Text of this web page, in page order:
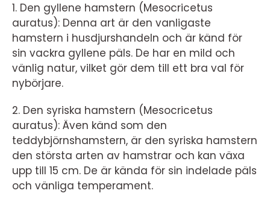
1. Den gyllene hamstern (Mesocricetus
auratus): Denna art är den vanligaste
hamstern i husdjurshandeln och är känd för
sin vackra gyllene päls. De har en mild och
vänlig natur, vilket gör dem till ett bra val för
nybörjare.
2. Den syriska hamstern (Mesocricetus
auratus): Även känd som den
teddybjörnshamstern, är den syriska hamstern
den största arten av hamstrar och kan växa
upp till 15 cm. De är kända för sin indelade päls
och vänliga temperament.